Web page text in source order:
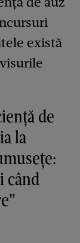
de
la
când